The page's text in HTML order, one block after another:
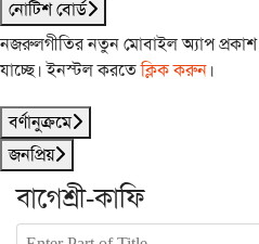
নোটিশ বোর্ড
নজরুলগীতির নতুন মোবাইল অ্যাপ প্রকাশ
যাচ্ছে। ইনস্টল করতেক্লিক করুন।
বর্ণানুক্রমে
জনপ্রিয়
বাগেশ্রী-কাফি
Enter Part of Title